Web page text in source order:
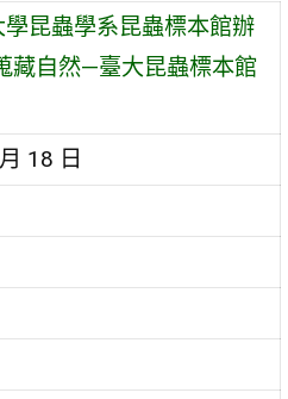
學昆蟲學系昆蟲標本館辦
藏自然—臺大昆蟲標本館
18 日